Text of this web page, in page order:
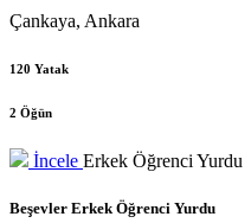
Çankaya, Ankara
120 Yatak
2 Öğün
İncele Erkek Öğrenci Yurdu
Beşevler Erkek Öğrenci Yurdu